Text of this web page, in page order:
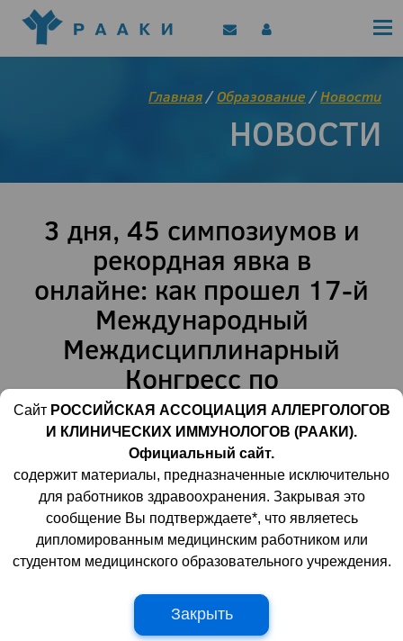
Клинические рекомендации
Позиционные документы
EAACI/РААКИ (статьи)
Цифровой канал
Главная/Образование /Новости
НОВОСТИ
3 дня, 45 симпозиумов и
рекордная явка в
онлайне: как прошел 17-й
Международный
Междисциплинарный
Конгресс по
Аллергологии и
Иммунологии
29 июня 2021 | 13:30:13 3882 0
С 23 по 25 июня в Москве на площадке
конгресс-зала Radisson Slavyanskaya
Междисциплинарный Конгресс по
Аллергологии и Иммунологии
Сайт РОССИЙСКАЯ АССОЦИАЦИЯ АЛЛЕРГОЛОГОВ
И КЛИНИЧЕСКИХ ИММУНОЛОГОВ (РААКИ).
Официальный сайт.
содержит материалы, предназначенные исключительно
для работников здравоохранения. Закрывая это
сообщение Вы подтверждаете*, что являетесь
дипломированным медицинским работником или
студентом медицинского образовательного учреждения.
Закрыть